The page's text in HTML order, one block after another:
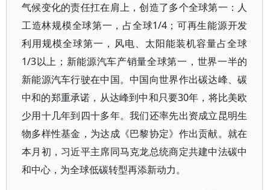
气候变化的责任扛在肩上，创造了多个全球第一：人
工造林规模全球第一，占全球1/4；可再生能源开发
利用规模全球第一，风电、太阳能装机容量占全球
1/3以上；新能源汽车产销量全球第一，世界一半的
新能源汽车行驶在中国。中国向世界作出碳达峰、碳
中和的郑重承诺，从达峰到中和只要30年，将比美欧
少用十几年到四十多年。我们还率先出资成立昆明生
物多样性基金，为达成《巴黎协定》作出贡献。就在
本月初，习近平主席同马克龙总统商定共建中法碳中
和中心，为全球低碳转型再添新动力。